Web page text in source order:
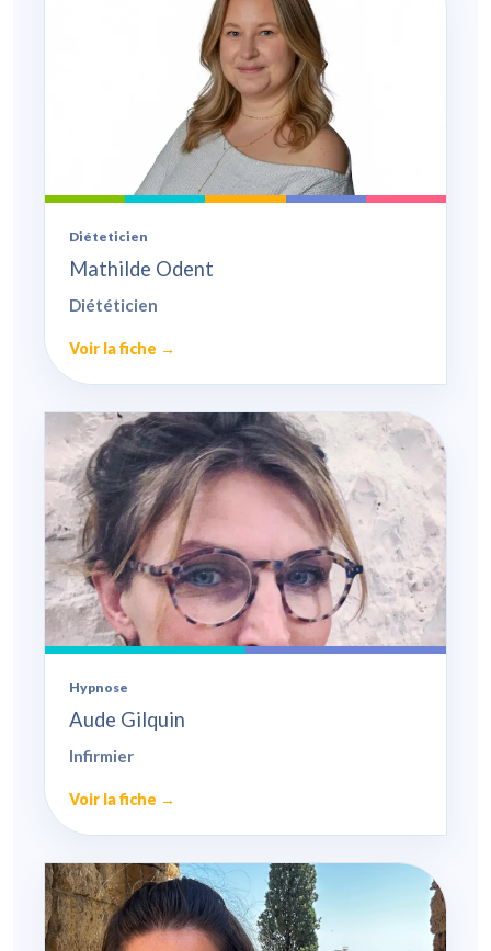
Diéteticien
Mathilde Odent
Diététicien
Voir la fiche →
Hypnose
Aude Gilquin
Infirmier
Voir la fiche →